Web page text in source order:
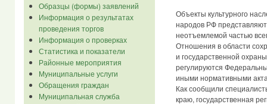
Образцы (формы) заявлений
Информация о результатах
проведения торгов
Информация о проверках
Статистика и показатели
Районные мероприятия
Муниципальные услуги
Обращения граждан
Муниципальная служба
Объекты культурного
народов РФ
неотъемлемой частью
Отношения в области
и государственной
регулируются
иными нормативными
Как сообщили
краю, государственная